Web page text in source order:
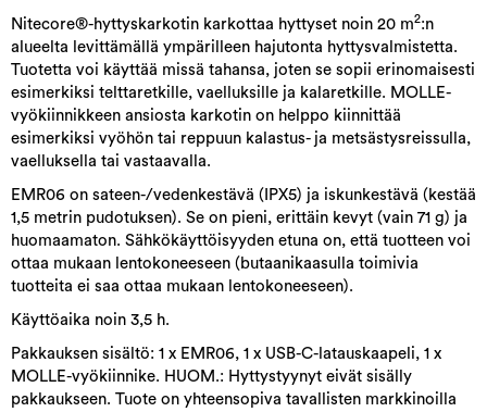
Nitecore®-hyttyskarkotin karkottaa hyttyset noin 20 m2:n
alueelta levittämällä ympärilleen hajutonta hyttysvalmistetta.
Tuotetta voi käyttää missä tahansa, joten se sopii erinomaisesti
esimerkiksi telttaretkille, vaelluksille ja kalaretkille. MOLLE-
vyökiinnikkeen ansiosta karkotin on helppo kiinnittää
esimerkiksi vyöhön tai reppuun kalastus- ja metsästysreissulla,
vaelluksella tai vastaavalla.
EMR06 on sateen-/vedenkestävä (IPX5) ja iskunkestävä (kestää
1,5 metrin pudotuksen). Se on pieni, erittäin kevyt (vain 71 g) ja
huomaamaton. Sähkökäyttöisyyden etuna on, että tuotteen voi
ottaa mukaan lentokoneeseen (butaanikaasulla toimivia
tuotteita ei saa ottaa mukaan lentokoneeseen).
Käyttöaika noin 3,5 h.
Pakkauksen sisältö: 1 x EMR06, 1 x USB-C-latauskaapeli, 1 x
MOLLE-vyökiinnike. HUOM.: Hyttystyynyt eivät sisälly
pakkaukseen. Tuote on yhteensopiva tavallisten markkinoilla